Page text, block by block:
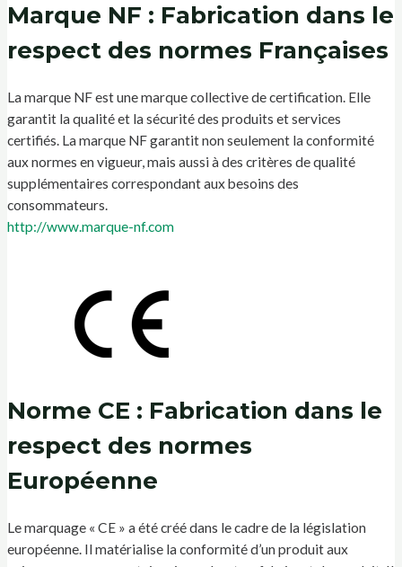
Marque NF : Fabrication dans le
respect des normes Françaises
La marque NF est une marque collective de certification. Elle
garantit la qualité et la sécurité des produits et services
certifiés. La marque NF garantit non seulement la conformité
aux normes en vigueur, mais aussi à des critères de qualité
supplémentaires correspondant aux besoins des
consommateurs.
http://www.marque-nf.com
Norme CE : Fabrication dans le
respect des normes
Européenne
Le marquage « CE » a été créé dans le cadre de la législation
européenne. Il matérialise la conformité d’un produit aux